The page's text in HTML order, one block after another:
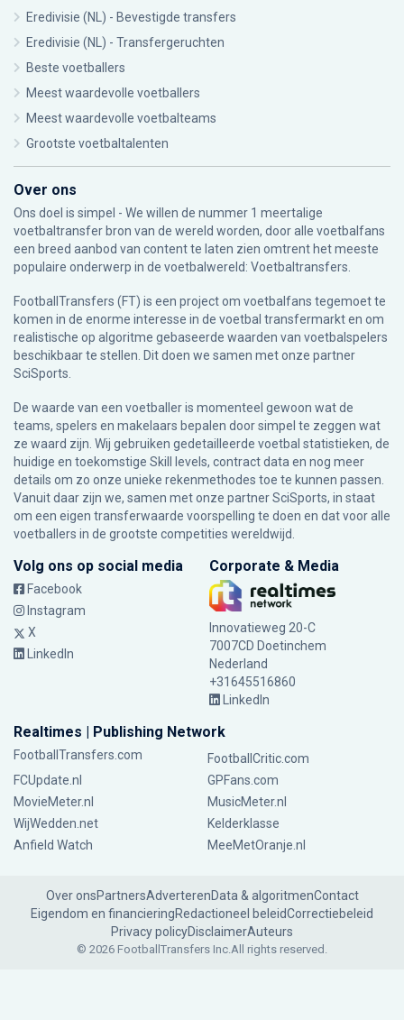
Eredivisie (NL) - Bevestigde transfers
Eredivisie (NL) - Transfergeruchten
Beste voetballers
Meest waardevolle voetballers
Meest waardevolle voetbalteams
Grootste voetbaltalenten
Over ons
Ons doel is simpel - We willen de nummer 1 meertalige
voetbaltransfer bron van de wereld worden, door alle voetbalfans
een breed aanbod van content te laten zien omtrent het meeste
populaire onderwerp in de voetbalwereld: Voetbaltransfers.
FootballTransfers (FT) is een project om voetbalfans tegemoet te
komen in de enorme interesse in de voetbal transfermarkt en om
realistische op algoritme gebaseerde waarden van voetbalspelers
beschikbaar te stellen. Dit doen we samen met onze partner
SciSports
De waarde van een voetballer is momenteel gewoon wat de
teams, spelers en makelaars bepalen door simpel te zeggen wat
ze waard zijn. Wij gebruiken gedetailleerde voetbal statistieken, de
huidige en toekomstige Skill levels, contract data en nog meer
details om zo onze unieke rekenmethodes toe te kunnen passen.
Vanuit daar zijn we, samen met onze partner SciSports, in staat
om een eigen transferwaarde voorspelling te doen en dat voor alle
voetballers in de grootste competities wereldwijd.
Volg ons op social media
Facebook
Instagram
X
LinkedIn
Corporate & Media
Innovatieweg 20-C
7007CD Doetinchem
Nederland
+31645516860
LinkedIn
Realtimes | Publishing Network
FootballTransfers.com
FootballCritic.com
FCUpdate.nl
GPFans.com
MovieMeter.nl
MusicMeter.nl
WijWedden.net
Kelderklasse
Anfield Watch
MeeMetOranje.nl
Over onsPartnersAdverterenData & algoritmenContact
Eigendom en financieringRedactioneel beleidCorrectiebeleid
Privacy policyDisclaimerAuteurs
© 2026 FootballTransfers Inc.All rights reserved.